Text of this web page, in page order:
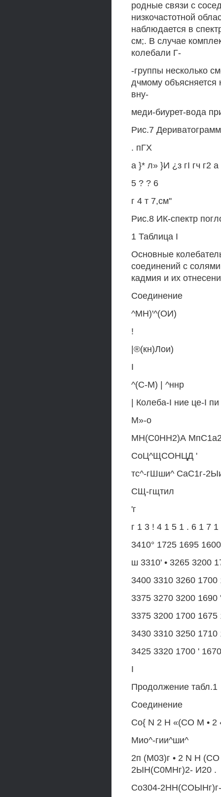
родные связи с
низкочастотной
наблюдается в
см;. В случае
колебали Г-
-группы несколько
дчмому
вну-
меди-биурет-вода
Рис.7
. пГХ
а }* л» }И ¿з гI гч г2 а
5 ? ? 6
г 4 т 7,см''
Рис.8 ИК-спектр
1 Таблица I
Основные
соединений с
кадмия и их
Соединение
^МН)'^(ОИ)
!
|®(кн)Лои)
I
^(С-М) | ^ннр
| Колеба-I ние це-I
М»-о
МН(С0НН2)А
СоЦ^ЩСОНЦД '
тс^-гШши^ СаС1г-
СЩ-гщтил
'г
г 1 3 ! 4 1 5 1 . 6 1 7 1
3410° 1725 1695
ш 3310' • 3265 3200
3400 3310 3260
3375 3270 3200
3375 3200 1700
3430 3310 3250
3425 3320 1700 '
I
Продолжение табл.1
Соединение
Со{ N 2 Н «(СО М •
Мио^-гии^ши^
2п (М03)г • 2 N Н
2ЫН(С0МНг)2- И20 .
Со304-2НН(СОЫНг)г-